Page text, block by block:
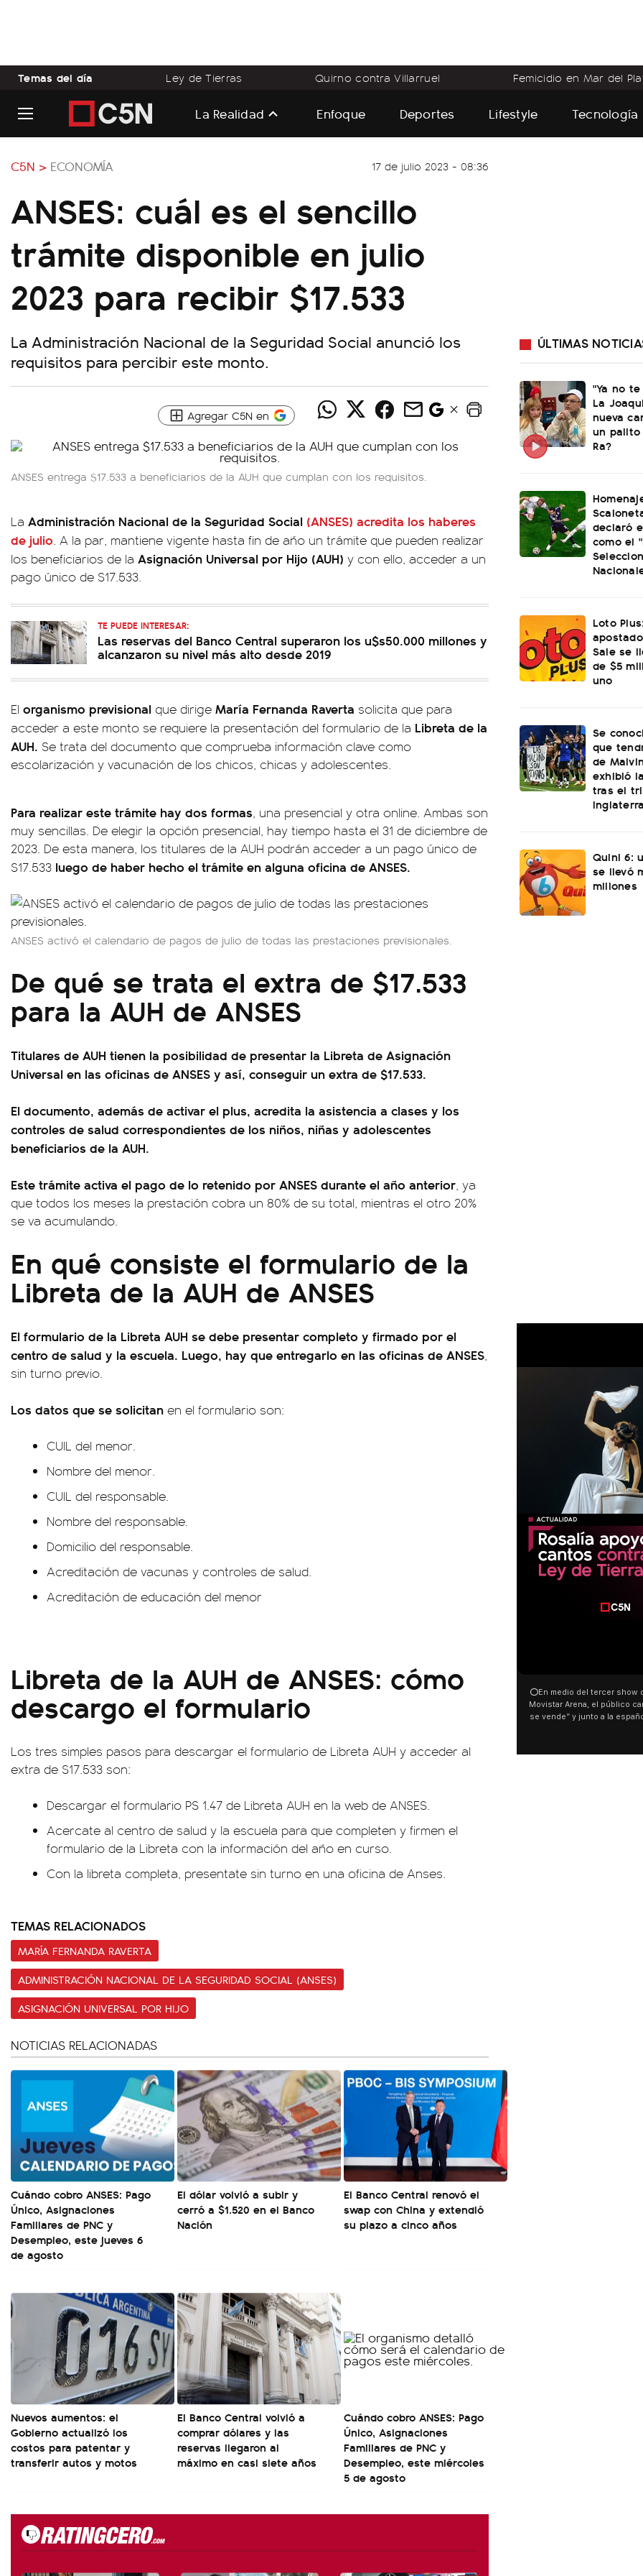
Temas del día Ley de Tierras Quirno contra Villarruel Femicidio en Mar del
La Realidad Enfoque Deportes Lifestyle Tecnología
C5N > ECONOMÍA 17 de julio 2023 - 08:36
ANSES: cuál es el sencillo
trámite disponible en julio
2023 para recibir $17.533
La Administración Nacional de la Seguridad Social anunció los
requisitos para percibir este monto.
Agregar C5N en
ANSES entrega $17.533 a beneficiarios de la AUH que cumplan con los requisitos.
La Administración Nacional de la Seguridad Social (ANSES) acredita los haberes
de julio. A la par, mantiene vigente hasta fin de año un trámite que pueden realizar
los beneficiarios de la Asignación Universal por Hijo (AUH) y con ello, acceder a un
pago único de $17.533.
TE PUEDE INTERESAR:
Las reservas del Banco Central superaron los u$s50.000 millones y
alcanzaron su nivel más alto desde 2019
El organismo previsional que dirige María Fernanda Raverta solicita que para
acceder a este monto se requiere la presentación del formulario de la Libreta de la
AUH. Se trata del documento que comprueba información clave como
escolarización y vacunación de los chicos, chicas y adolescentes.
Para realizar este trámite hay dos formas, una presencial y otra online. Ambas son
muy sencillas. De elegir la opción presencial, hay tiempo hasta el 31 de diciembre de
2023. De esta manera, los titulares de la AUH podrán acceder a un pago único de
$17.533 luego de haber hecho el trámite en alguna oficina de ANSES.
ANSES activó el calendario de pagos de julio de todas las prestaciones previsionales.
De qué se trata el extra de $17.533
para la AUH de ANSES
Titulares de AUH tienen la posibilidad de presentar la Libreta de Asignación
Universal en las oficinas de ANSES y así, conseguir un extra de $17.533.
El documento, además de activar el plus, acredita la asistencia a clases y los
controles de salud correspondientes de los niños, niñas y adolescentes
beneficiarios de la AUH.
Este trámite activa el pago de lo retenido por ANSES durante el año anterior, ya
que todos los meses la prestación cobra un 80% de su total, mientras el otro 20%
se va acumulando.
En qué consiste el formulario de la
Libreta de la AUH de ANSES
El formulario de la Libreta AUH se debe presentar completo y firmado por el
centro de salud y la escuela. Luego, hay que entregarlo en las oficinas de ANSES,
sin turno previo.
Los datos que se solicitan en el formulario son:
CUIL del menor.
Nombre del menor.
CUIL del responsable.
Nombre del responsable.
Domicilio del responsable.
Acreditación de vacunas y controles de salud.
Acreditación de educación del menor
Libreta de la AUH de ANSES: cómo
descargo el formulario
Los tres simples pasos para descargar el formulario de Libreta AUH y acceder al
extra de $17.533 son:
Descargar el formulario PS 1.47 de Libreta AUH en la web de ANSES.
Acercate al centro de salud y la escuela para que completen y firmen el
formulario de la Libreta con la información del año en curso.
Con la libreta completa, presentate sin turno en una oficina de Anses.
TEMAS RELACIONADOS
MARÍA FERNANDA RAVERTA
ADMINISTRACIÓN NACIONAL DE LA SEGURIDAD SOCIAL (ANSES)
ASIGNACIÓN UNIVERSAL POR HIJO
NOTICIAS RELACIONADAS
Cuándo cobro ANSES: Pago
Único, Asignaciones
Familiares de PNC y
Desempleo, este jueves 6
de agosto
El dólar volvió a subir y
cerró a $1.520 en el Banco
Nación
El Banco Central renovó el
swap con China y extendió
su plazo a cinco años
Nuevos aumentos: el
Gobierno actualizó los
costos para patentar y
transferir autos y motos
El Banco Central volvió a
comprar dólares y las
reservas llegaron al
máximo en casi siete años
Cuándo cobro ANSES: Pago
Único, Asignaciones
Familiares de PNC y
Desempleo, este miércoles
5 de agosto
ÚLTIMAS
"Ya no
La
nueva
un palito
Ra?
declaró
como el
Loto
Sale se
de $5
uno
Se
que
de
exhibió
tras el
Inglaterra
Quini 6:
se llevó
millones
⭕En medio del tercer show de Rosalia en el
Con una proyección frente
distintas organizaciones y
manifestaron su rechazo al
pudo ver cómo convocaron
este 6 de agosto con una